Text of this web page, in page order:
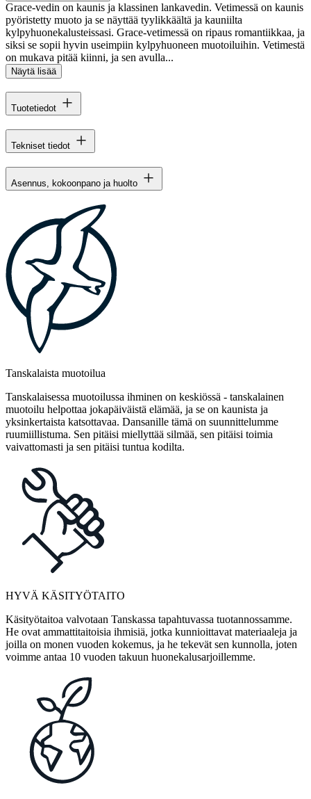
Grace-vedin on kaunis ja klassinen lankavedin. Vetimessä on kaunis
pyöristetty muoto ja se näyttää tyylikkäältä ja kauniilta
kylpyhuonekalusteissasi. Grace-vetimessä on ripaus romantiikkaa, ja
siksi se sopii hyvin useimpiin kylpyhuoneen muotoiluihin. Vetimestä
on mukava pitää kiinni, ja sen avulla...
Näytä lisää
Tuotetiedot
Tekniset tiedot
Asennus, kokoonpano ja huolto
Tanskalaista muotoilua
Tanskalaisessa muotoilussa ihminen on keskiössä - tanskalainen
muotoilu helpottaa jokapäiväistä elämää, ja se on kaunista ja
yksinkertaista katsottavaa. Dansanille tämä on suunnittelumme
ruumiillistuma. Sen pitäisi miellyttää silmää, sen pitäisi toimia
vaivattomasti ja sen pitäisi tuntua kodilta.
HYVÄ KÄSITYÖTAITO
Käsityötaitoa valvotaan Tanskassa tapahtuvassa tuotannossamme.
He ovat ammattitaitoisia ihmisiä, jotka kunnioittavat materiaaleja ja
joilla on monen vuoden kokemus, ja he tekevät sen kunnolla, joten
voimme antaa 10 vuoden takuun huonekalusarjoillemme.